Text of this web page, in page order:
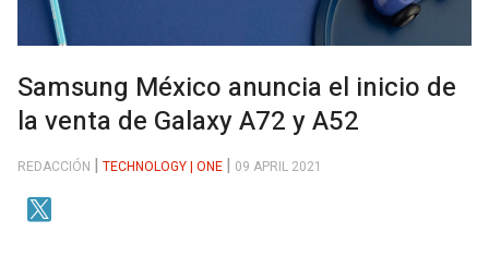
Samsung México anuncia el inicio de
la venta de Galaxy A72 y A52
REDACCIÓN TECHNOLOGY | ONE 09 APRIL 2021